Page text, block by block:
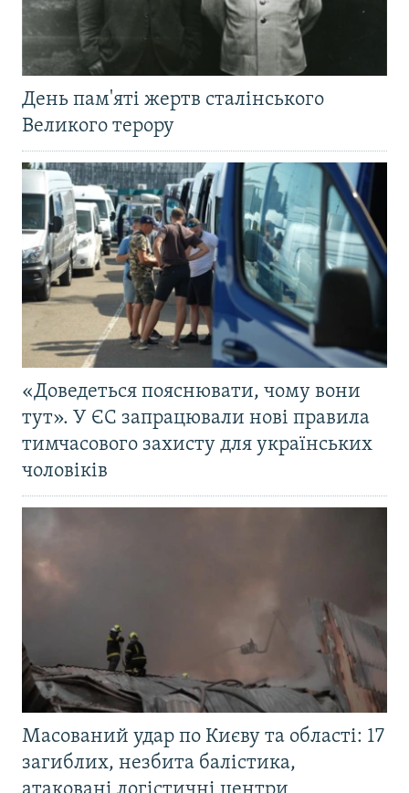
День пам'яті жертв сталінського
Великого терору
«Доведеться пояснювати, чому вони
тут». У ЄС запрацювали нові правила
тимчасового захисту для українських
чоловіків
Масований удар по Києву та області: 17
загиблих, незбита балістика,